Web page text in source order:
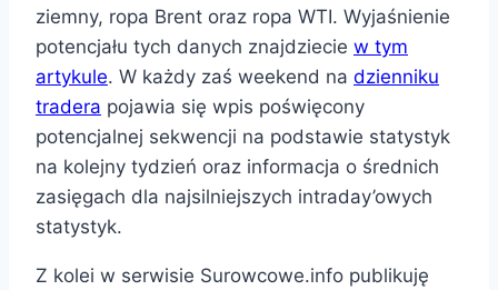
ziemny, ropa Brent oraz ropa WTI. Wyjaśnienie
potencjału tych danych znajdziecie w tym
artykule. W każdy zaś weekend na dzienniku
tradera pojawia się wpis poświęcony
potencjalnej sekwencji na podstawie statystyk
na kolejny tydzień oraz informacja o średnich
zasięgach dla najsilniejszych intraday’owych
statystyk.
Z kolei w serwisie Surowcowe.info publikuję